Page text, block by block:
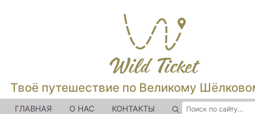
Твоё путешествие по Великому
ГЛАВНАЯ О НАС КОНТАКТЫ